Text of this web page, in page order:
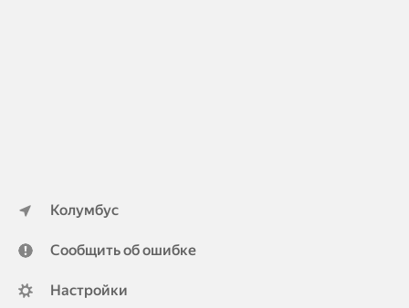
Колумбус
Сообщить об ошибке
Настройки